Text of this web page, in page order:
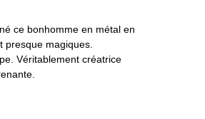
ce bonhomme en métal en
presque magiques.
Véritablement créatrice